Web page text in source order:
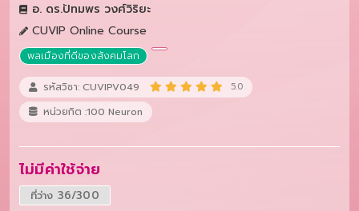
อ. ดร.ปัทมพร วงศ์วิริยะ
CUVIP Online Course
พลเมืองที่ดีของสังคมโลก
รหัสวิชา: CUVIPV049 5.0
หน่วยกิต :100 Neuron
ไม่มีค่าใช้จ่าย
ที่ว่าง 36/300